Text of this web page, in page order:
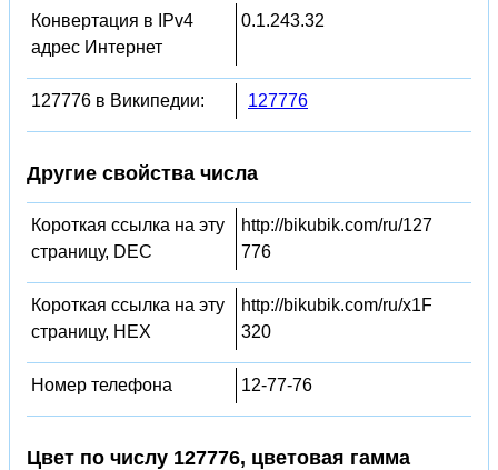
Конвертация в IPv4
адрес Интернет
0.1.243.32
127776 в Википедии: 127776
Другие свойства числа
Короткая ссылка на эту
страницу, DEC
http://bikubik.com/ru/127
776
Короткая ссылка на эту
страницу, HEX
http://bikubik.com/ru/x1F
320
Номер телефона 12-77-76
Цвет по числу 127776, цветовая гамма